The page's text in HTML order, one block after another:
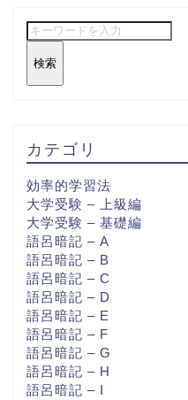
検索
カテゴリ
効率的学習法
大学受験 – 上級編
大学受験 – 基礎編
語呂暗記 – A
語呂暗記 – B
語呂暗記 – C
語呂暗記 – D
語呂暗記 – E
語呂暗記 – F
語呂暗記 – G
語呂暗記 – H
語呂暗記 – I